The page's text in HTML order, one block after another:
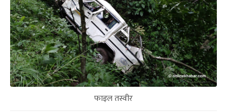
फाइल तस्वीर